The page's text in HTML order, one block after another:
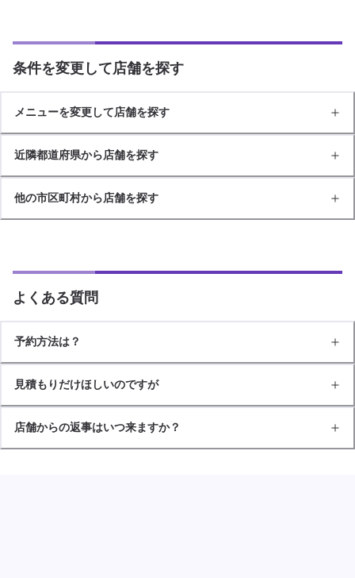
条件を変更して店舗を探す
メニューを変更して店舗を探す
近隣都道府県から店舗を探す
他の市区町村から店舗を探す
よくある質問
予約方法は？
見積もりだけほしいのですが
店舗からの返事はいつ来ますか？